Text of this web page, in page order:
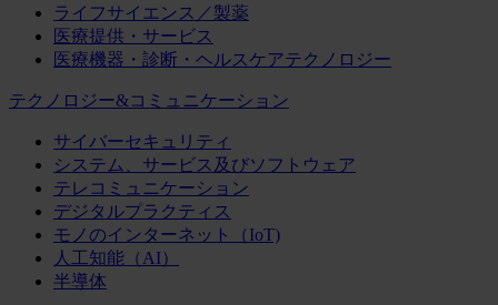
ライフサイエンス／製薬
医療提供・サービス
医療機器・診断・ヘルスケアテクノロジー
テクノロジー&コミュニケーション
サイバーセキュリティ
システム、サービス及びソフトウェア
テレコミュニケーション
デジタルプラクティス
モノのインターネット（IoT)
人工知能（AI）
半導体